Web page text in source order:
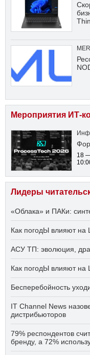
Мероприятия ИТ-
18
Лидеры
«Облака» и ПАКи:
Как погодЫ влияют на
АСУ ТП: эволюция,
Как погодЫ влияют на
Бесперебойность
IT Channel News
дистрибьюторов
79% респондентов
бренду, а 72%